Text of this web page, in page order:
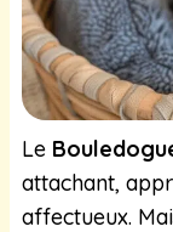
Le
attachant,
affectueux.